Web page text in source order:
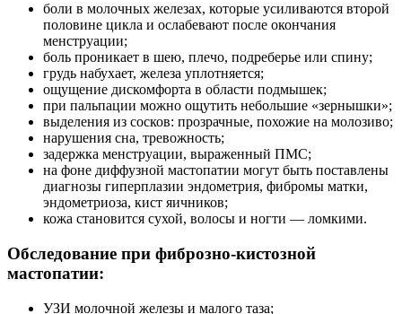
боли в молочных железах, которые усиливаются второй
половине цикла и ослабевают после окончания
менструации;
боль проникает в шею, плечо, подреберье или спину;
грудь набухает, железа уплотняется;
ощущение дискомфорта в области подмышек;
при пальпации можно ощутить небольшие «зернышки»;
выделения из сосков: прозрачные, похожие на молозиво;
нарушения сна, тревожность;
задержка менструации, выраженный ПМС;
на фоне диффузной мастопатии могут быть поставлены
диагнозы гиперплазии эндометрия, фибромы матки,
эндометриоза, кист яичников;
кожа становится сухой, волосы и ногти — ломкими.
Обследование при фиброзно-кистозной
мастопатии:
УЗИ молочной железы и малого таза;